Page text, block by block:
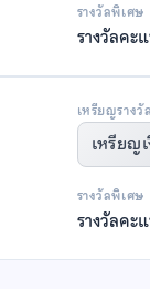
รางวัลพิเศษ
รางวัลคะ
เหรียญรางวัล
เหรียญ
รางวัลพิเศษ
รางวัลคะ